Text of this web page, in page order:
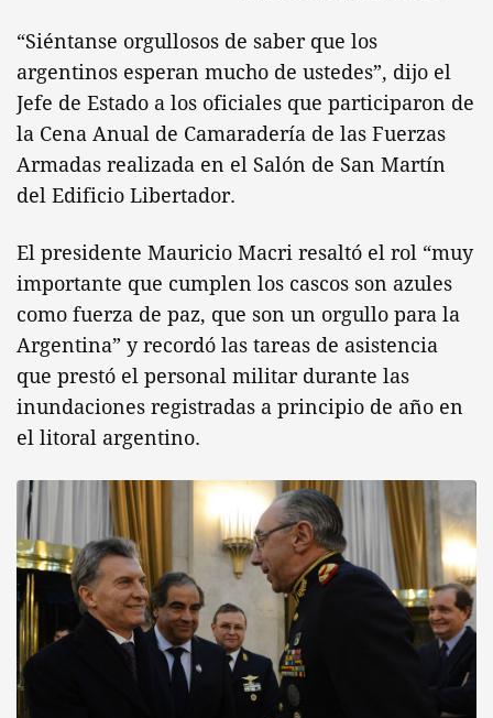
“Siéntanse orgullosos de saber que los
argentinos esperan mucho de ustedes”, dijo el
Jefe de Estado a los oficiales que participaron de
la Cena Anual de Camaradería de las Fuerzas
Armadas realizada en el Salón de San Martín
del Edificio Libertador.
El presidente Mauricio Macri resaltó el rol “muy
importante que cumplen los cascos son azules
como fuerza de paz, que son un orgullo para la
Argentina” y recordó las tareas de asistencia
que prestó el personal militar durante las
inundaciones registradas a principio de año en
el litoral argentino.